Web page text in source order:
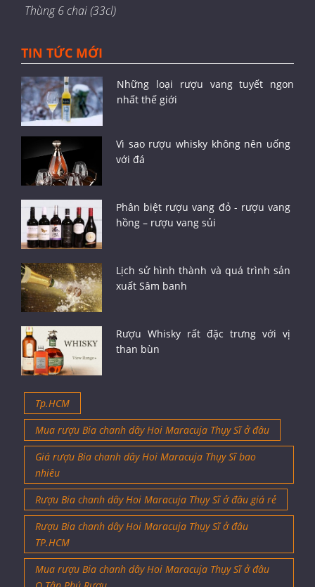
Thùng 6 chai (33cl)
TIN TỨC MỚI
Những loại rượu vang tuyết ngon
nhất thế giới
Vì sao rượu whisky không nên uống
với đá
Phân biệt rượu vang đỏ - rượu vang
hồng – rượu vang sủi
Lịch sử hình thành và quá trình sản
xuất Sâm banh
Rượu Whisky rất đặc trưng với vị
than bùn
Tp.HCM
Mua rượu Bia chanh dây Hoi Maracuja Thụy Sĩ ở đâu
Giá rượu Bia chanh dây Hoi Maracuja Thụy Sĩ bao
nhiêu
Rượu Bia chanh dây Hoi Maracuja Thụy Sĩ ở đâu giá rẻ
Rượu Bia chanh dây Hoi Maracuja Thụy Sĩ ở đâu
TP.HCM
Mua rượu Bia chanh dây Hoi Maracuja Thụy Sĩ ở đâu